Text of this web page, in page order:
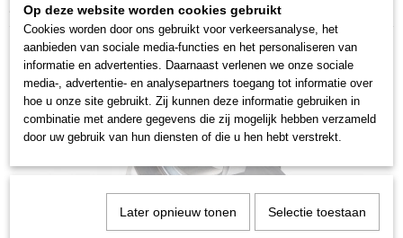
Home >Frezen>Overige frezen>Mantelkopfrees Dormer D420
Op deze website worden cookies gebruikt
Cookies worden door ons gebruikt voor verkeersanalyse, het
aanbieden van sociale media-functies en het personaliseren van
informatie en advertenties. Daarnaast verlenen we onze sociale
media-, advertentie- en analysepartners toegang tot informatie over
hoe u onze site gebruikt. Zij kunnen deze informatie gebruiken in
combinatie met andere gegevens die zij mogelijk hebben verzameld
door uw gebruik van hun diensten of die u hen hebt verstrekt.
Later opnieuw tonen Selectie toestaan